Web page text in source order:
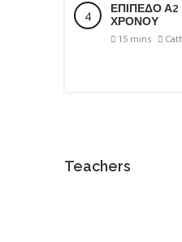
ΕΠΙΠΕΔΟ Α2
ΧΡΟΝΟΥ
15 mins
Teachers